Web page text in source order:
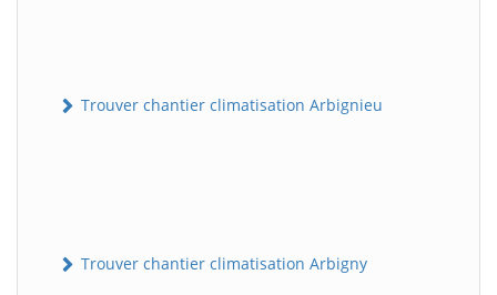
Trouver chantier climatisation Arbignieu
Trouver chantier climatisation Arbigny